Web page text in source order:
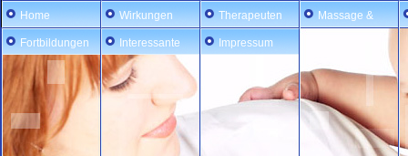
Home Wirkungen Therapeuten
Massage &
Fortbildungen
Interessante
Links
Impressum